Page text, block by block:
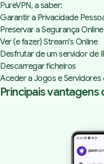
PureVPN, a saber:
Garantir a Privacidade
Preservar a Segurança Online
Ver (e fazer) Stream's Online
Desfrutar de um servidor de
Descarregar ficheiros
Aceder a Jogos e Servidores
Principais vantagens